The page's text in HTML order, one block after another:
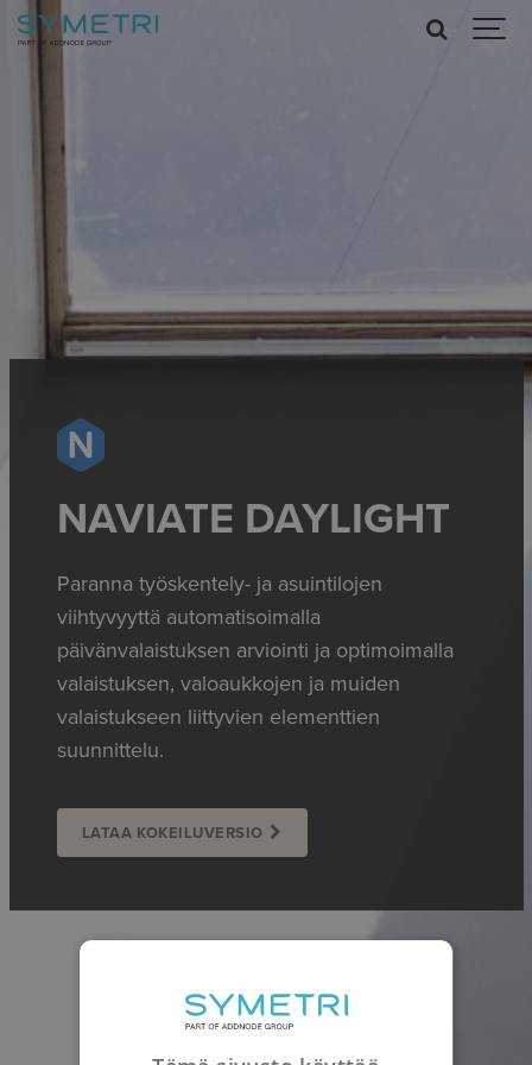
NAVIATE DAYLIGHT
Paranna työskentely- ja asuintilojen
viihtyvyyttä automatisoimalla
päivänvalaistuksen arviointi ja optimoimalla
valaistuksen, valoaukkojen ja muiden
valaistukseen liittyvien elementtien
suunnittelu.
LATAA KOKEILUVERSIO